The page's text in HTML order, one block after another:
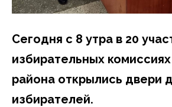
Сегодня с 8 утра в 20
избирательных
района открылись двери
избирателей.